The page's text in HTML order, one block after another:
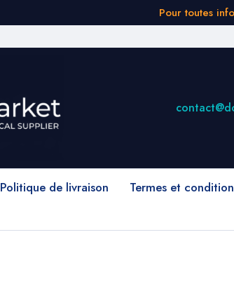
Pour toutes
Politique de livraison Termes et